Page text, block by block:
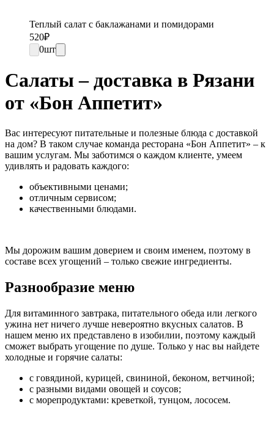
Теплый салат с баклажанами и помидорами
520₽
0шт
Салаты – доставка в Рязани
от «Бон Аппетит»
Вас интересуют питательные и полезные блюда с доставкой
на дом? В таком случае команда ресторана «Бон Аппетит» – к
вашим услугам. Мы заботимся о каждом клиенте, умеем
удивлять и радовать каждого:
объективными ценами;
отличным сервисом;
качественными блюдами.
Мы дорожим вашим доверием и своим именем, поэтому в
составе всех угощений – только свежие ингредиенты.
Разнообразие меню
Для витаминного завтрака, питательного обеда или легкого
ужина нет ничего лучше невероятно вкусных салатов. В
нашем меню их представлено в изобилии, поэтому каждый
сможет выбрать угощение по душе. Только у нас вы найдете
холодные и горячие салаты:
с говядиной, курицей, свининой, беконом, ветчиной;
с разными видами овощей и соусов;
с морепродуктами: креветкой, тунцом, лососем.